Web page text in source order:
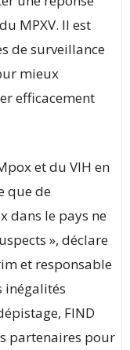
MPXV. Il est
de surveillance
mieux
efficacement
et du VIH en
que de
dans le pays ne
», déclare
et responsable
inégalités
FIND
partenaires pour